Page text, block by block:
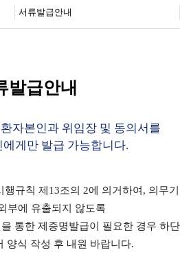
발급안내
자본인과 위임장 및 동의서를
게만 발급 가능합니다.
규칙 제13조의 2에 의거하여, 의무기
부에 유출되지 않도록
통한 제증명발급이 필요한 경우 하단
양식 작성 후 내원 바랍니다.